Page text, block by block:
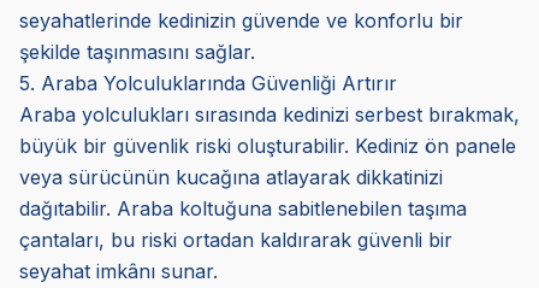
seyahatlerinde kedinizin güvende ve konforlu bir
şekilde taşınmasını sağlar.
5. Araba Yolculuklarında Güvenliği Artırır
Araba yolculukları sırasında kedinizi serbest bırakmak,
büyük bir güvenlik riski oluşturabilir. Kediniz ön panele
veya sürücünün kucağına atlayarak dikkatinizi
dağıtabilir. Araba koltuğuna sabitlenebilen taşıma
çantaları, bu riski ortadan kaldırarak güvenli bir
seyahat imkânı sunar.